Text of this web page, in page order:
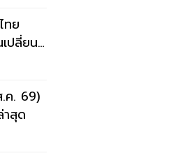
ทย
ปลี่ยน
ค. 69)
สุด